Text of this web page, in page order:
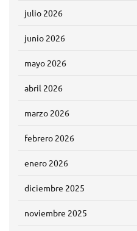
julio 2026
junio 2026
mayo 2026
abril 2026
marzo 2026
febrero 2026
enero 2026
diciembre 2025
noviembre 2025